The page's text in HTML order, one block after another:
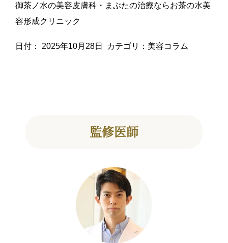
御茶ノ水の美容皮膚科・まぶたの治療ならお茶の水美
容形成クリニック
日付： 2025年10月28日 カテゴリ： 美容コラム
監修医師